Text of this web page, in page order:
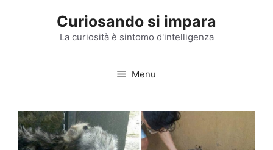
Curiosando si impara
La curiosità è sintomo d'intelligenza
Menu